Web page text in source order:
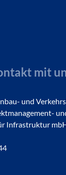
mit
und
Infrastruktur